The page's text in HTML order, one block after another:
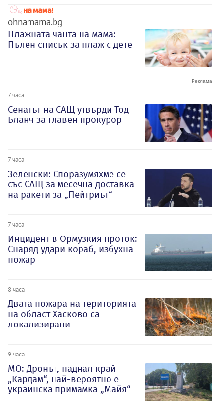
ohnamama.bg
Плажната чанта на мама:
Пълен списък за плаж с дете
7 часа
Сенатът на САЩ утвърди Тод
Бланч за главен прокурор
7 часа
Зеленски: Споразумяхме се
със САЩ за месечна доставка
на ракети за „Пейтриът“
7 часа
Инцидент в Ормузкия проток:
Снаряд удари кораб, избухна
пожар
8 часа
Двата пожара на територията
на област Хасково са
локализирани
9 часа
МО: Дронът, паднал край
„Кардам“, най-вероятно е
украинска примамка „Майя“